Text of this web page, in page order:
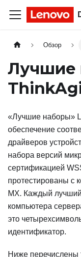
Обзор
Лучшие
«Лучшие наборы»
обеспечение
драйверов
набора версий
сертификацией
протестированы с
MX. Каждый
компьютера
это
идентификатор.
Ниже перечислены